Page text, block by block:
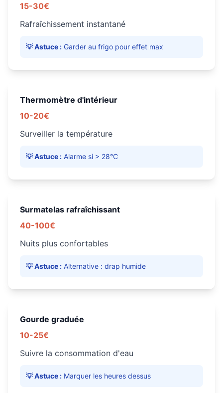
15-30€
Rafraîchissement instantané
💡 Astuce : Garder au frigo pour effet max
Thermomètre d'intérieur
10-20€
Surveiller la température
💡 Astuce : Alarme si > 28°C
Surmatelas rafraîchissant
40-100€
Nuits plus confortables
💡 Astuce : Alternative : drap humide
Gourde graduée
10-25€
Suivre la consommation d'eau
💡 Astuce : Marquer les heures dessus